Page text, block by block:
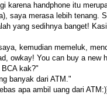
karena handphone itu
saya merasa lebih tenang.
yang sedihnya banget!
kemudian memeluk,
owkay! You can buy a new
kak?"
banyak dari ATM."
apa ambil uang dari